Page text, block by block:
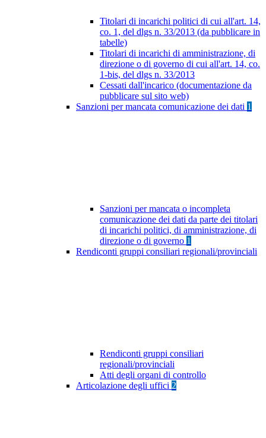
Titolari di incarichi politici di cui all'art. 14,
co. 1, del dlgs n. 33/2013 (da pubblicare in
tabelle)
Titolari di incarichi di amministrazione, di
direzione o di governo di cui all'art. 14, co.
1-bis, del dlgs n. 33/2013
Cessati dall'incarico (documentazione da
pubblicare sul sito web)
Sanzioni per mancata comunicazione dei dati 1
Sanzioni per mancata o incompleta
comunicazione dei dati da parte dei titolari
di incarichi politici, di amministrazione, di
direzione o di governo 1
Rendiconti gruppi consiliari regionali/provinciali
Rendiconti gruppi consiliari
regionali/provinciali
Atti degli organi di controllo
Articolazione degli uffici 2